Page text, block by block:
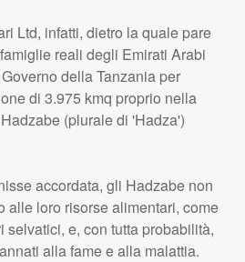
Ltd, infatti, dietro la quale pare
reali degli Emirati Arabi
della Tanzania per
di 3.975 kmq proprio nella
(plurale di 'Hadza')
accordata, gli Hadzabe non
alle loro risorse alimentari, come
selvatici, e, con tutta probabilità,
alla fame e alla malattia.